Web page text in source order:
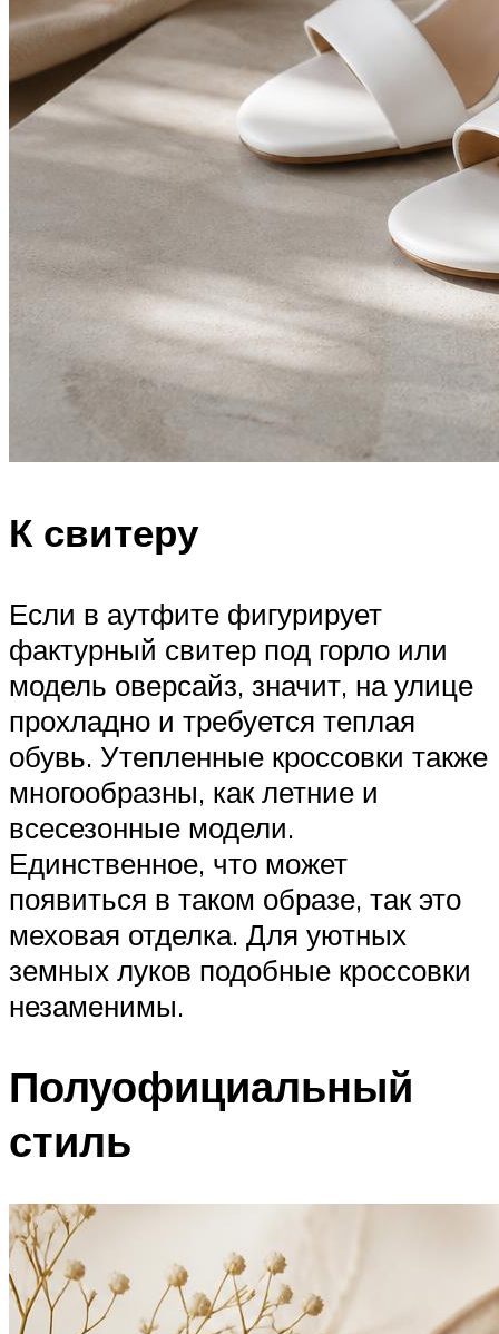
К свитеру
Если в аутфите фигурирует
фактурный свитер под горло или
модель оверсайз, значит, на улице
прохладно и требуется теплая
обувь. Утепленные кроссовки также
многообразны, как летние и
всесезонные модели.
Единственное, что может
появиться в таком образе, так это
меховая отделка. Для уютных
земных луков подобные кроссовки
незаменимы.
Полуофициальный
стиль